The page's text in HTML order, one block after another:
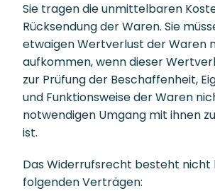
Sie tragen die unmittelbaren
Rücksendung der Waren. Sie
etwaigen Wertverlust der Waren
aufkommen, wenn dieser
zur Prüfung der Beschaffenheit,
und Funktionsweise der Waren
notwendigen Umgang mit ihnen
ist.
Das Widerrufsrecht besteht nicht
folgenden Verträgen: